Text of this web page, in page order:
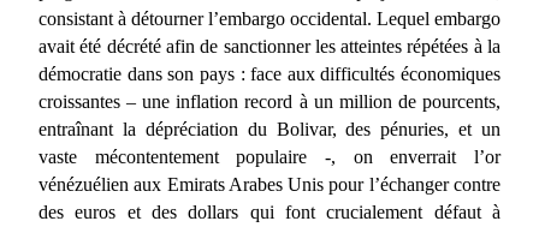
consistant à détourner l’embargo occidental. Lequel embargo
avait été décrété afin de sanctionner les atteintes répétées à la
démocratie dans son pays : face aux difficultés économiques
croissantes – une inflation record à un million de pourcents,
entraînant la dépréciation du Bolivar, des pénuries, et un
vaste mécontentement populaire -, on enverrait l’or
vénézuélien aux Emirats Arabes Unis pour l’échanger contre
des euros et des dollars qui font crucialement défaut à